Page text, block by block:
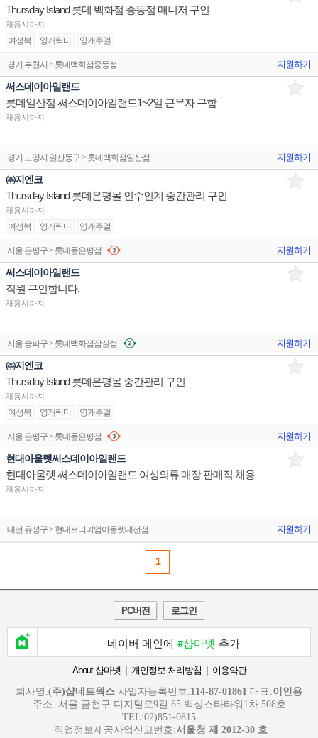
Thursday Island 롯데 백화점 중동점 매니저 구인
채용시까지
여성복 영캐릭터 영캐주얼
경기 부천시 > 롯데백화점중동점 지원하기
써스데이아일랜드
롯데일산점 써스데이아일랜드1~2일 근무자 구함
채용시까지
경기 고양시 일산동구 > 롯데백화점일산점 지원하기
㈜지엔코
Thursday Island 롯데은평몰 인수인계 중간관리 구인
채용시까지
여성복 영캐릭터 영캐주얼
서울 은평구 > 롯데몰은평점 지원하기
써스데이아일랜드
직원 구인합니다.
채용시까지
서울 송파구 > 롯데백화점잠실점 지원하기
㈜지엔코
Thursday Island 롯데은평몰 중간관리 구인
채용시까지
여성복 영캐릭터 영캐주얼
서울 은평구 > 롯데몰은평점 지원하기
현대아울렛써스데이아일랜드
현대아울렛 써스데이아일랜드 여성의류 매장 판매직 채용
채용시까지
대전 유성구 > 현대프리미엄아울렛대전점 지원하기
1
PC버전 로그인
네이버 메인에 #샵마넷 추가
About 샵마넷 | 개인정보 처리방침 | 이용약관
회사명:(주)샵네트웍스 사업자등록번호:114-87-01861 대표:이인용
주소: 서울 금천구 디지털로9길 65 백상스타타워1차 508호
TEL:02)851-0815
직업정보제공사업신고번호:서울청 제 2012-30 호